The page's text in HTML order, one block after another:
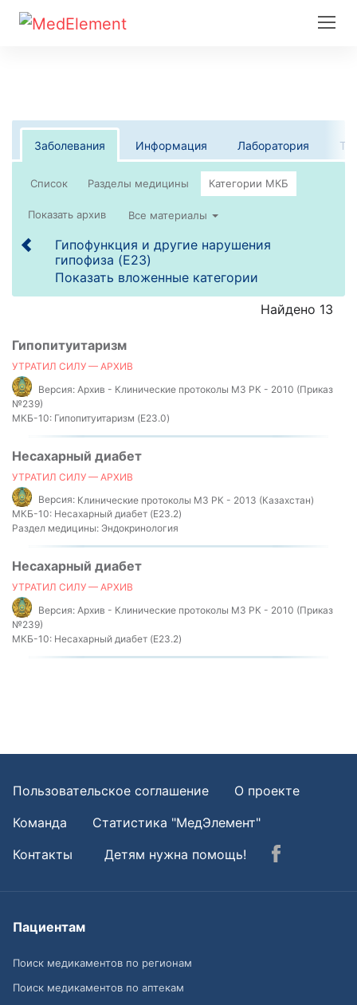
Заболевания Информация Лаборатория
Список
Все материалы
Гипофункция и другие нарушения
гипофиза (E23)
Показать вложенные категории
Найдено 13
Гипопитуитаризм
УТРАТИЛ СИЛУ — АРХИВ
Версия: Архив - Клинические протоколы МЗ РК - 2010 (Приказ
№239)
МКБ-10: Гипопитуитаризм (E23.0)
Несахарный диабет
УТРАТИЛ СИЛУ — АРХИВ
Версия: Клинические протоколы МЗ РК - 2013 (Казахстан)
МКБ-10: Несахарный диабет (E23.2)
Раздел медицины: Эндокринология
Несахарный диабет
УТРАТИЛ СИЛУ — АРХИВ
Версия: Архив - Клинические протоколы МЗ РК - 2010 (Приказ
№239)
МКБ-10: Несахарный диабет (E23.2)
Пользовательское соглашение
О проекте
Команда
Статистика "МедЭлемент"
Контакты
Детям нужна помощь!
Пациентам
Поиск медикаментов по регионам
Поиск медикаментов по аптекам